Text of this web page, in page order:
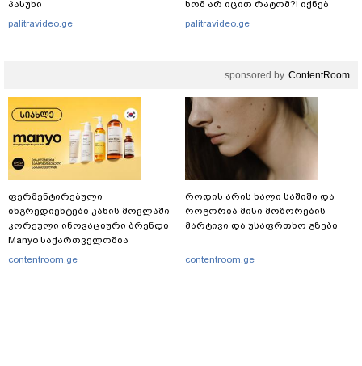
პასუხი
palitravideo.ge
ხომ არ იცით რატომ?! იქნებ
იმიტომ რომ თავად
palitravideo.ge
sponsored by ContentRoom
ფერმენტირებული
ინგრედიენტები კანის მოვლაში -
კორეული ინოვაციური ბრენდი
Manyo საქართველოშია
contentroom.ge
როდის არის ხალი საშიში და
როგორია მისი მოშორების
მარტივი და უსაფრთხო გზები
contentroom.ge